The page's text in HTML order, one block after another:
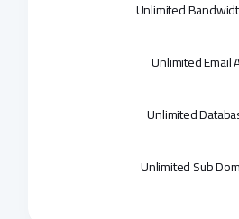
Unlimited
Unlimited Email
Unlimited
Unlimited Sub